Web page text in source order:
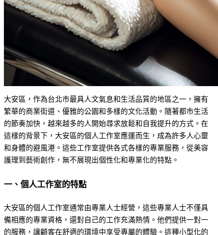
大安區，作為台北市最具人文氣息和生活品質的地區之一，擁有
繁華的商業街道、優雅的公園和多樣的文化活動。隨著都市生活
的節奏加快，越來越多的人開始尋求放鬆和自我提升的方式。在
這樣的背景下，大安區的個人工作室應運而生，成為許多人心靈
和身體的避風港。這些工作室提供各式各樣的專業服務，從美容
護理到藝術創作，無不展現出個性化和專業化的特點。
一、個人工作室的特點
大安區的個人工作室通常由專業人士經營，這些專業人士不僅具
備相應的專業資格，還對自己的工作充滿熱情。他們提供一對一
的服務，讓顧客在舒適的環境中享受專屬的體驗。這種小型化的